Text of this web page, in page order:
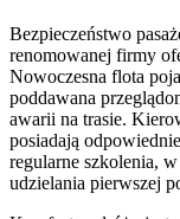
Bezpieczeństwo
renomowanej firmy
Nowoczesna flota
poddawana
awarii na trasie.
posiadają
regularne szkolenia,
udzielania pierwszej